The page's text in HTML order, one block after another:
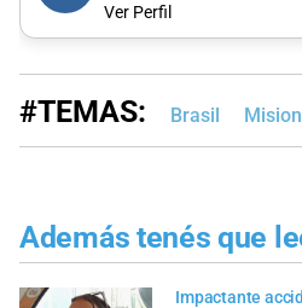
Ver Perfil
#TEMAS: Brasil
Además tenés que
Impactante